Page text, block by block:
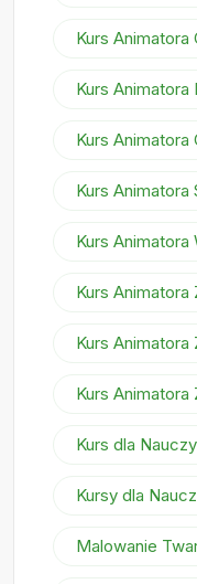
Kurs
Kurs Animatora
Kurs Animatora
Kurs Animatora
Kurs Animatora
Kurs
Kurs
Kurs Animatora
Kurs dla
Kursy dla
Malowanie